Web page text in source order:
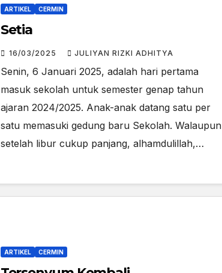
ARTIKEL CERMIN
Setia
16/03/2025 JULIYAN RIZKI ADHITYA
Senin, 6 Januari 2025, adalah hari pertama
masuk sekolah untuk semester genap tahun
ajaran 2024/2025. Anak-anak datang satu per
satu memasuki gedung baru Sekolah. Walaupun
setelah libur cukup panjang, alhamdulillah,…
ARTIKEL CERMIN